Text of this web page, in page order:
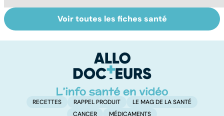
Tout savoir sur le
vitiligo
HPV : tout savoir
sur les
Voir toutes les fiches santé
RECETTES RAPPEL PRODUIT
LE MAG DE LA SANTÉ
CANCER
MÉDICAMENTS